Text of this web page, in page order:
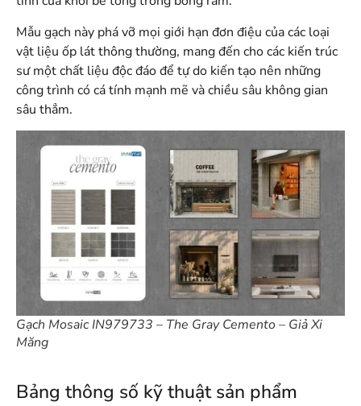
Mẫu gạch này phá vỡ mọi giới hạn đơn điệu của các loại
vật liệu ốp lát thông thường, mang đến cho các kiến trúc
sư một chất liệu độc đáo để tự do kiến tạo nên những
công trình có cá tính mạnh mẽ và chiều sâu không gian
sâu thẳm.
Gạch Mosaic IN979733 – The Gray Cemento – Giả Xi
Măng
Bảng thông số kỹ thuật sản phẩm